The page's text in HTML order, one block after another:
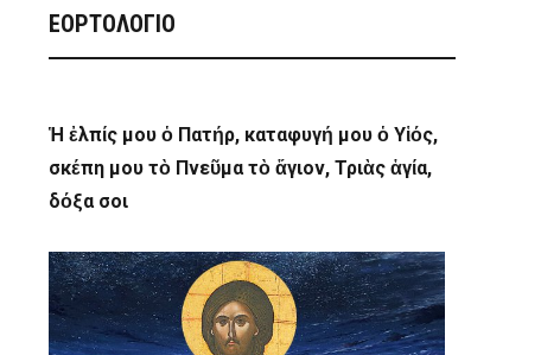
ΕΟΡΤΟΛΟΓΙΟ
Ἡ ἐλπίς μου ὁ Πατήρ, καταφυγή μου ὁ Υἱός,
σκέπη μου τὸ Πνεῦμα τὸ ἅγιον, Τριὰς ἁγία,
δόξα σοι